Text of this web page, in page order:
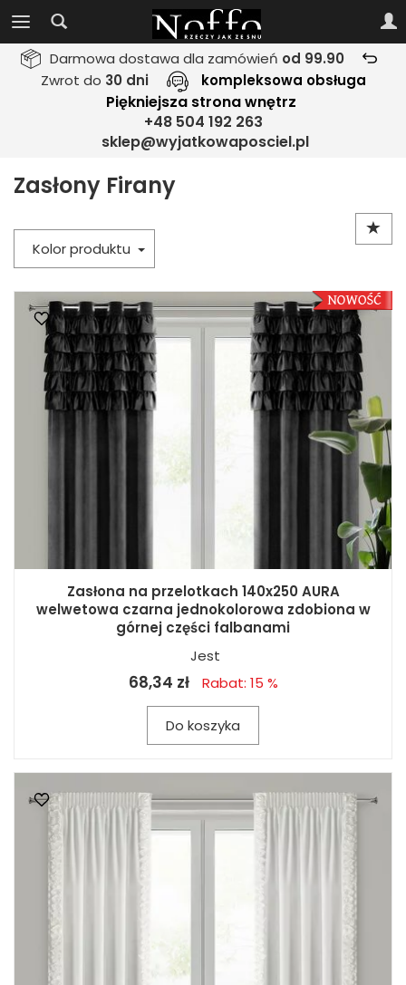
Darmowa dostawa dla zamówień od 99.90
Zwrot do 30 dni kompleksowa obsługa
Piękniejsza strona wnętrz
+48 504 192 263
sklep@wyjatkowaposciel.pl
Zasłony Firany
Kolor produktu
Zasłona na przelotkach 140x250 AURA
welwetowa czarna jednokolorowa zdobiona w
górnej części falbanami
Jest
68,34 zł Rabat: 15 %
Do koszyka